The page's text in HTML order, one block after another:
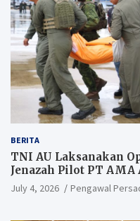
BERITA
TNI AU Laksanakan
Jenazah Pilot PT AMA
July 4, 2026 Pengawal